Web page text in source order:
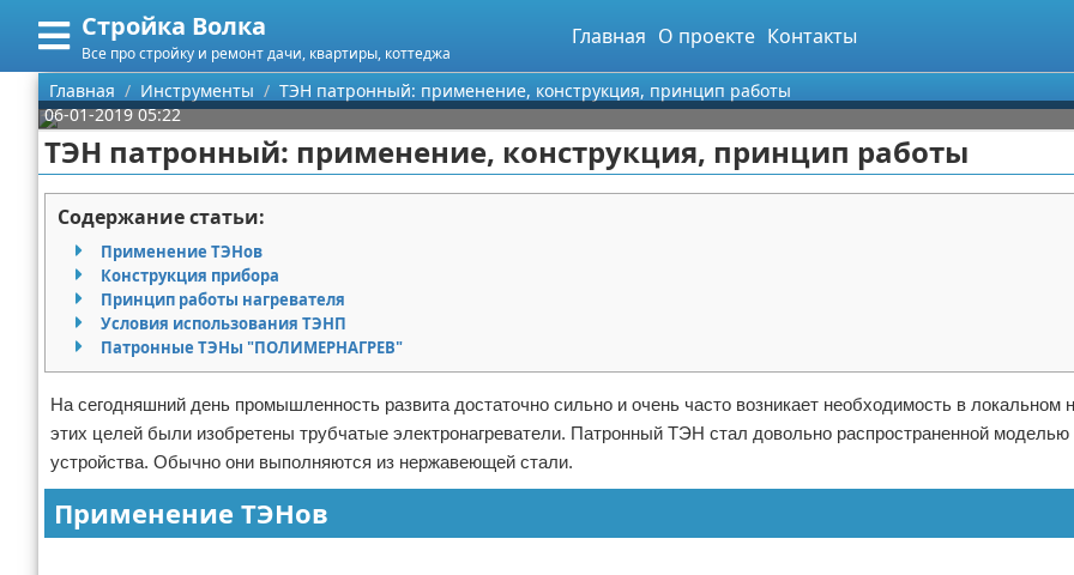
Стройка Волка
Все про стройку и ремонт дачи, квартиры, коттеджа
Главная О проекте Контакты
Меню
Главная
Категории
Строительство
Мебель
Интерьер и дизайн
Дизайн дачи
Дизайн квартиры
Кухня
Посуда
Ремонт
Ремонт дачи
Ремонт квартиры
Инструменты
Ванная
Поиск
О проекте
Контакты
Сотрудничество
Размещение рекламы
Для правообладателей
Условия предоставления информации
Главная Инструменты
ТЭН патронный: применение, конструкция, принцип работы
06-01-2019 05:22
ТЭН патронный: применение, конструкция, принцип работы
Содержание статьи:
Применение ТЭНов
Конструкция прибора
Принцип работы нагревателя
Условия использования ТЭНП
Патронные ТЭНы "ПОЛИМЕРНАГРЕВ"
На сегодняшний день промышленность развита достаточно сильно и очень часто возникает необходимость в локальном
этих целей были изобретены трубчатые электронагреватели. Патронный ТЭН стал довольно распространенной моделью
устройства. Обычно они выполняются из нержавеющей стали.
Применение ТЭНов